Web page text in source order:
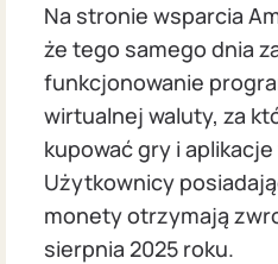
Na stronie wsparcia
że tego samego dnia
funkcjonowanie
wirtualnej waluty, za
kupować gry i
Użytkownicy
monety otrzymają
sierpnia 2025 roku.